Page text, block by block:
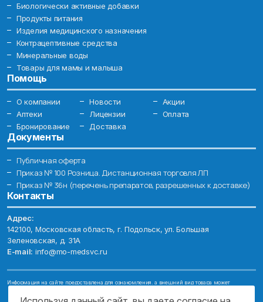
Биологически активные добавки
Продукты питания
Изделия медицинского назначения
Контрацептивные средства
Минеральные воды
Товары для мамы и малыша
Помощь
О компании Новости
Акции
Аптеки
Лицензии
Оплата
Бронирование
Доставка
Документы
Публичная оферта
Приказ № 100 Розница. Дистанционная торговля ЛП
Приказ № 36н (перечень препаратов, разрешенных к доставке)
Контакты
Адрес:
142100, Московская область, г. Подольск, ул. Большая
Зеленовская, д. 31А
E-mail: info@mo-medsvc.ru
Информация на сайте предоставлена для ознакомления, а внешний вид товара может
Имеются противопоказания, проконсультируйтесь со специалистом!